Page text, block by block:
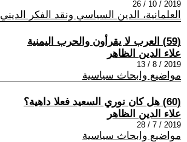
2019 / 10 / 26
العلمانية، الدين السياسي ونقد الفكر الديني
(59) العرب لا يقرأون والحرب اليمنية
علاء الدين الظاهر
2019 / 8 / 13
مواضيع وابحاث سياسية
(60) هل كان نوري السعيد فعلا داهية؟
علاء الدين الظاهر
2019 / 7 / 28
مواضيع وابحاث سياسية